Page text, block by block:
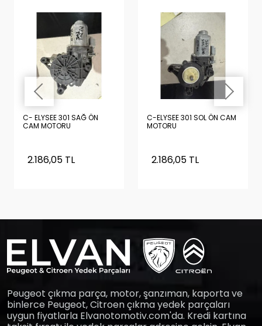
C- ELYSEE 301 SAĞ ÖN
CAM MOTORU
2.186,05 TL
C-ELYSEE 301 SOL ÖN CAM
MOTORU
2.186,05 TL
Peugeot çıkma parça, motor, şanzıman, kaporta ve
binlerce Peugeot, Citroen çıkma yedek parçaları
uygun fiyatlarla Elvanotomotiv.com'da. Kredi kartına